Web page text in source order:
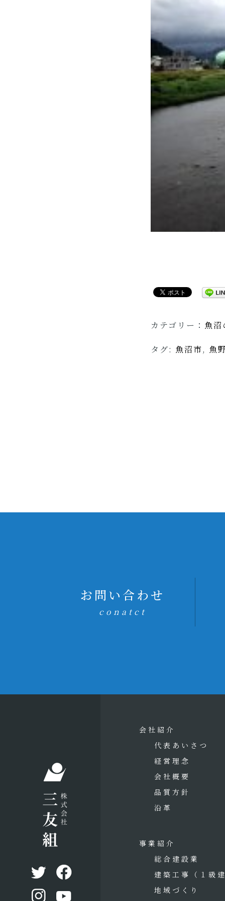
カテゴリー： 魚
タグ: 魚沼市, 魚
お問い合わせ
conatct
会社紹介
代表あいさつ
経営理念
会社概要
品質方針
沿革
事業紹介
総合建設業
建築工事
（１級
地域づくり